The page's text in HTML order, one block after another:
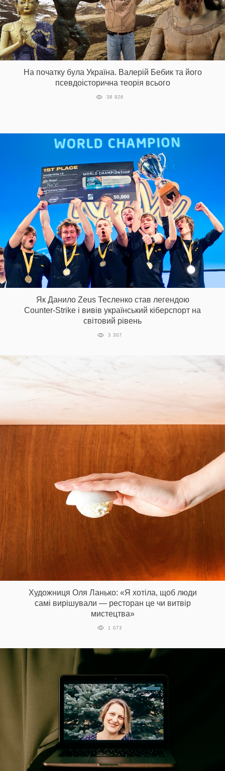
На початку була Україна. Валерій Бебик та його
псевдоісторична теорія всього
38 926
Як Данило Zeus Тесленко став легендою
Counter-Strike і вивів український кіберспорт на
світовий рівень
3 307
Художниця Оля Ланько: «Я хотіла, щоб люди
самі вирішували — ресторан це чи витвір
мистецтва»
1 073